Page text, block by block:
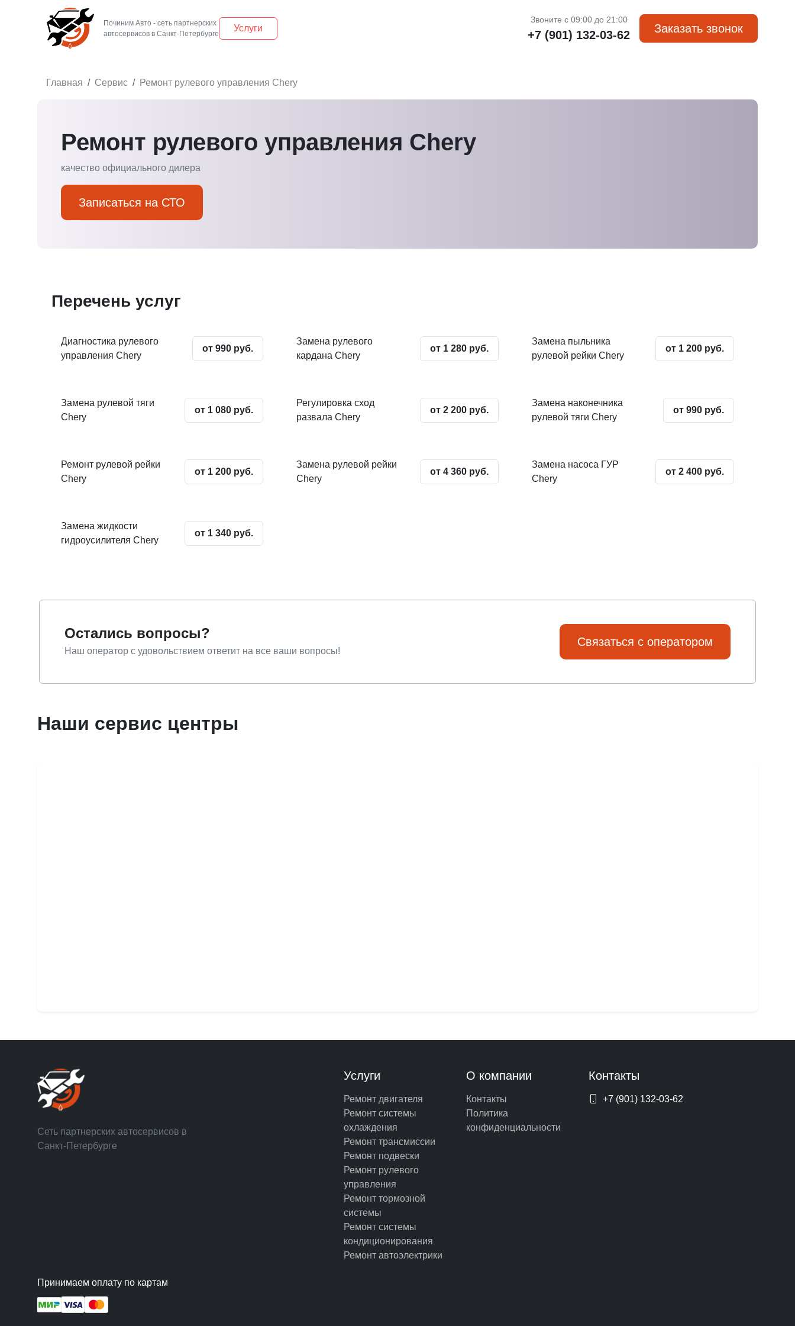
Починим Авто - сеть партнерских
Услуги
Звоните с 09:00 до 21:00
+7 (901) 132-03-62 Заказать звонок
Главная Сервис Ремонт рулевого управления Chery
Ремонт рулевого управления Chery
качество официального дилера
Записаться на СТО
Перечень услуг
Диагностика рулевого
управления Chery
от 990 руб.
Замена рулевого
кардана Chery
от 1 280 руб.
Замена пыльника
рулевой рейки Chery
от 1 200 руб.
Замена рулевой тяги
Chery
от 1 080 руб.
Регулировка сход
развала Chery
от 2 200 руб.
Замена наконечника
рулевой тяги Chery
от 990 руб.
Ремонт рулевой рейки
Chery
от 1 200 руб.
Замена рулевой рейки
Chery
от 4 360 руб.
Замена насоса ГУР
Chery
от 2 400 руб.
Замена жидкости
гидроусилителя Chery
от 1 340 руб.
Остались вопросы?
Наш оператор с удовольствием ответит на все ваши вопросы!
Связаться с оператором
Наши сервис центры
Сеть партнерских автосервисов в
Санкт-Петербурге
Услуги
Ремонт двигателя
Ремонт системы
охлаждения
Ремонт трансмиссии
Ремонт подвески
Ремонт рулевого
управления
Ремонт тормозной
системы
Ремонт системы
кондиционирования
Ремонт автоэлектрики
О компании
Контакты
Политика
конфиденциальности
Контакты
+7 (901) 132-03-62
Принимаем оплату по картам